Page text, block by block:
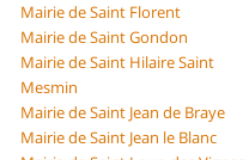
Mairie de Saint Florent
Mairie de Saint Gondon
Mairie de Saint Hilaire Saint
Mesmin
Mairie de Saint Jean de Braye
Mairie de Saint Jean le Blanc